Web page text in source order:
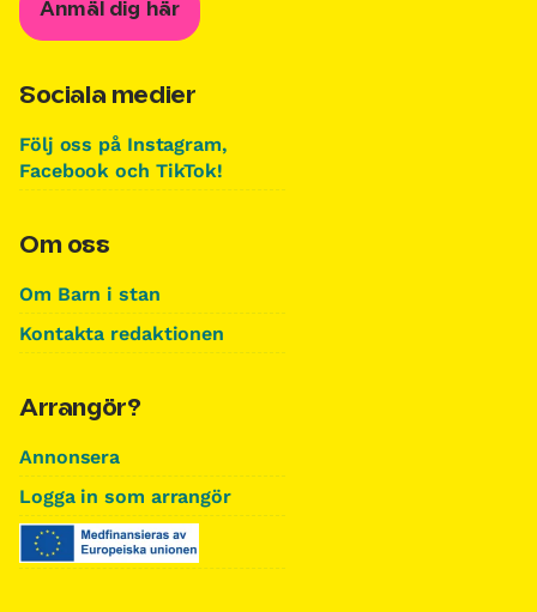
Anmäl dig här
Sociala medier
Följ oss på Instagram,
Facebook och TikTok!
Om oss
Om Barn i stan
Kontakta redaktionen
Arrangör?
Annonsera
Logga in som arrangör